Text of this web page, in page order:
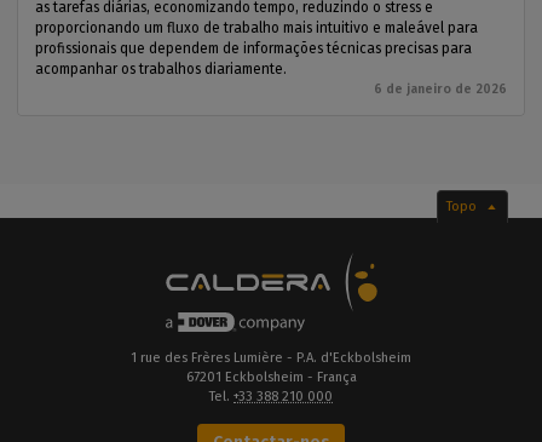
as tarefas diárias, economizando tempo, reduzindo o stress e
proporcionando um fluxo de trabalho mais intuitivo e maleável para
profissionais que dependem de informações técnicas precisas para
acompanhar os trabalhos diariamente.
6 de janeiro de 2026
Topo
1 rue des Frères Lumière - P.A. d'Eckbolsheim
67201 Eckbolsheim - França
Tel. +33 388 210 000